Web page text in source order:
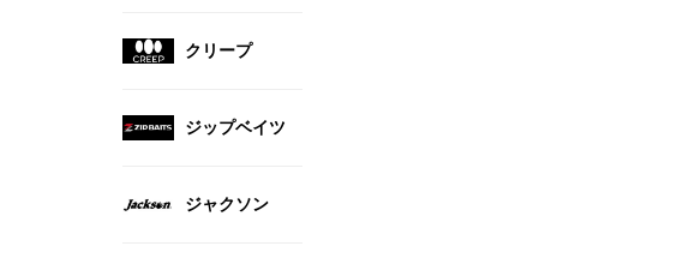
クリープ
ジップベイツ
ジャクソン